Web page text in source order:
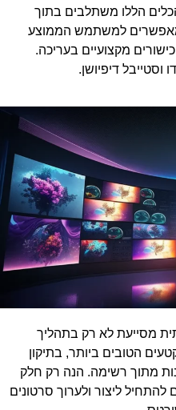
הללו משתלבים בתוך
למשתמש הממוצע
מקצועיים בעריכה.
וסטייבל דיפיושן.
מסייעת לא רק בתהליך
הטובים ביותר, בתיקון
מתוך רשימה. הנה רק חלק
ליצור ולערוך סרטונים